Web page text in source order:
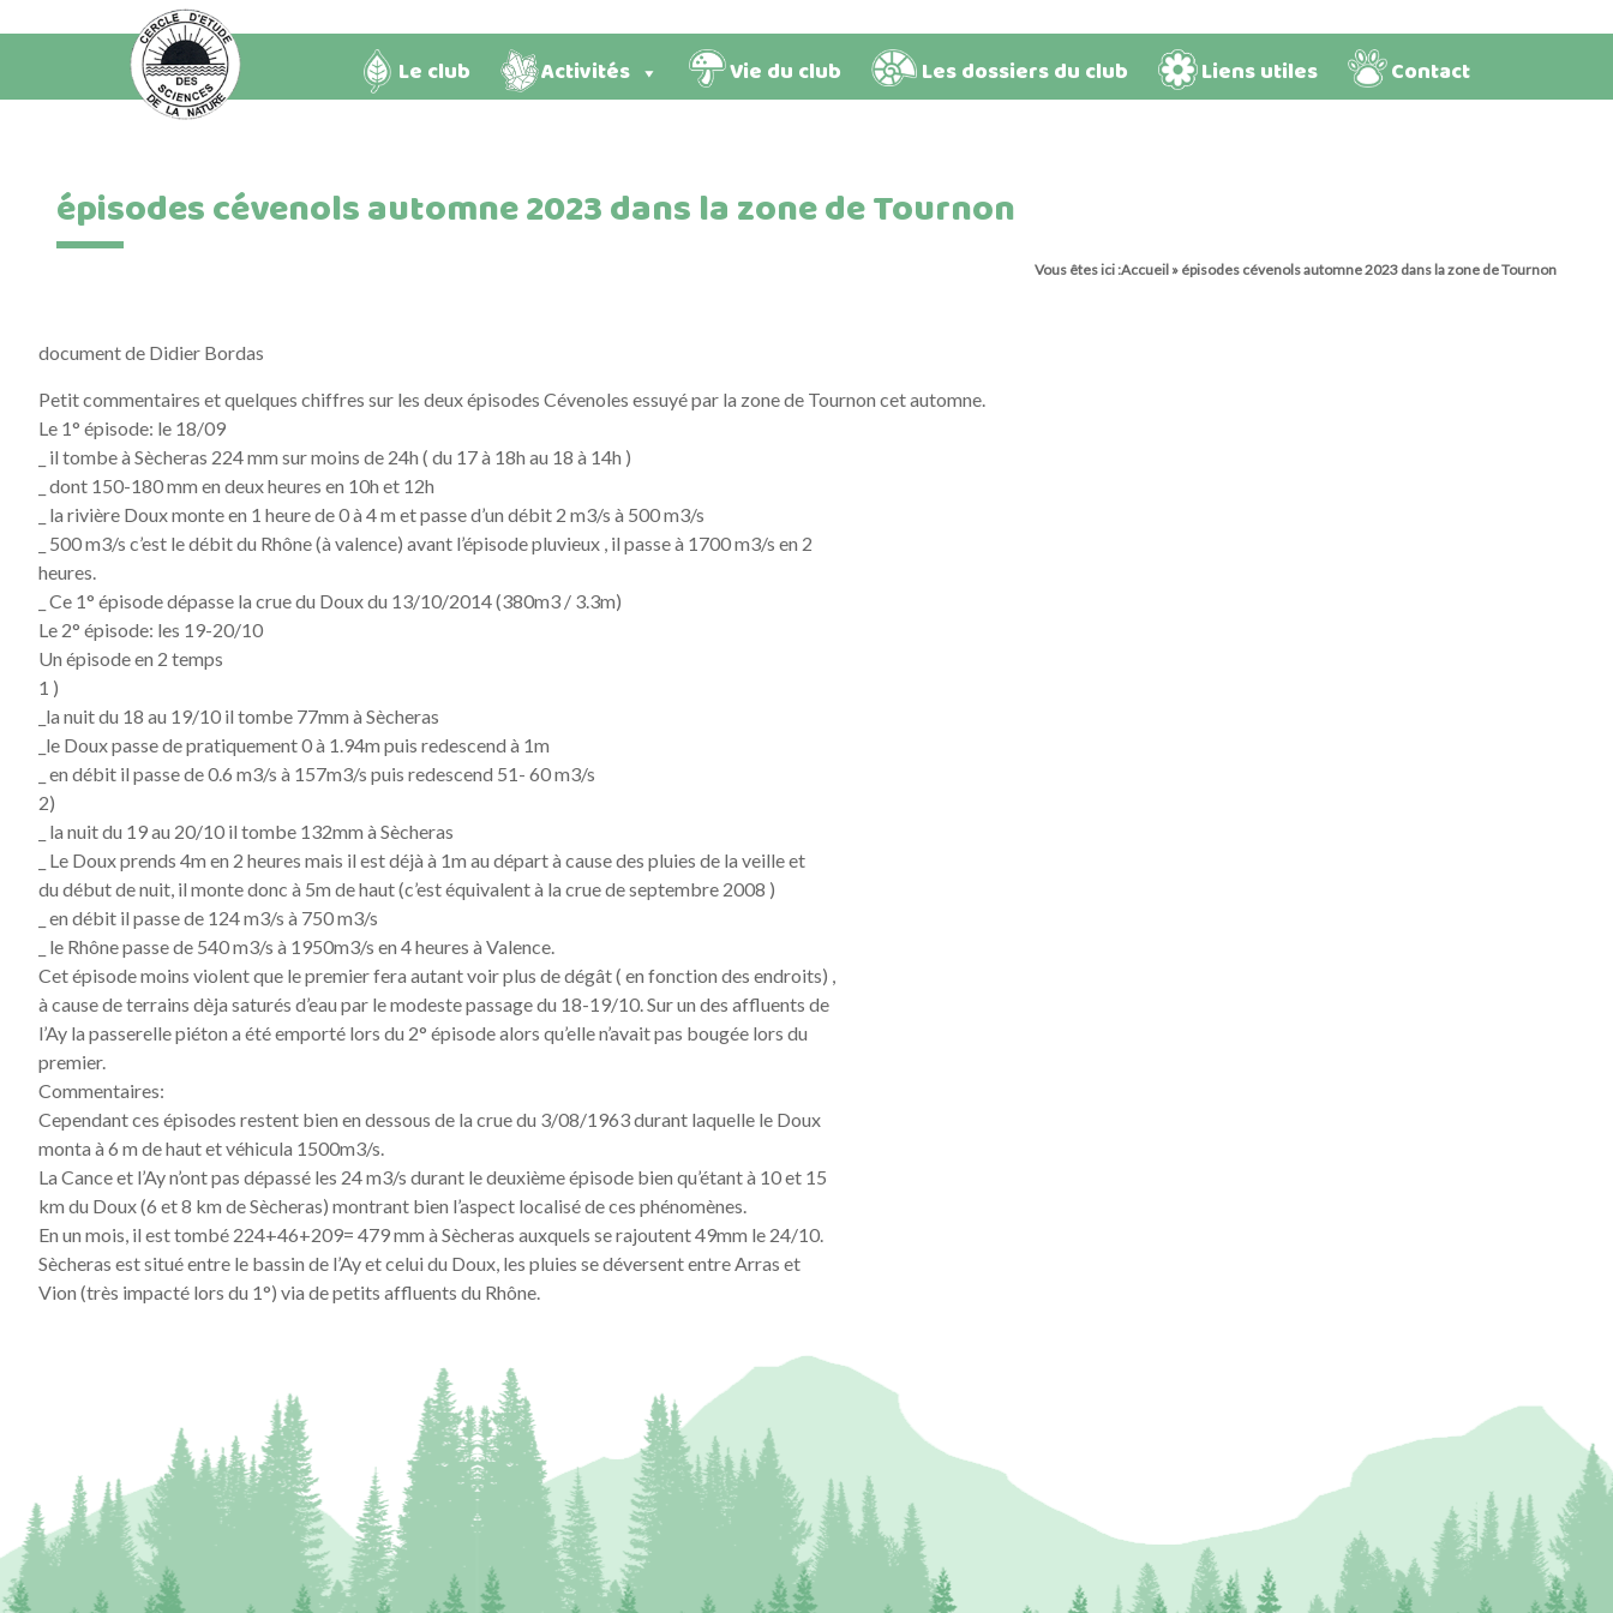
Le club Activités Vie du club Les dossiers du club Liens utiles Contact
épisodes cévenols automne 2023 dans la zone de Tournon
Vous êtes ici :Accueil » épisodes cévenols automne 2023 dans la zone de Tournon
document de Didier Bordas
Petit commentaires et quelques chiffres sur les deux épisodes Cévenoles essuyé par la zone de Tournon cet automne.
Le 1° épisode: le 18/09
_ il tombe à Sècheras 224 mm sur moins de 24h ( du 17 à 18h au 18 à 14h )
_ dont 150-180 mm en deux heures en 10h et 12h
_ la rivière Doux monte en 1 heure de 0 à 4 m et passe d’un débit 2 m3/s à 500 m3/s
_ 500 m3/s c’est le débit du Rhône (à valence) avant l’épisode pluvieux , il passe à 1700 m3/s en 2
heures.
_ Ce 1° épisode dépasse la crue du Doux du 13/10/2014 (380m3 / 3.3m)
Le 2° épisode: les 19-20/10
Un épisode en 2 temps
1 )
_la nuit du 18 au 19/10 il tombe 77mm à Sècheras
_le Doux passe de pratiquement 0 à 1.94m puis redescend à 1m
_ en débit il passe de 0.6 m3/s à 157m3/s puis redescend 51- 60 m3/s
2)
_ la nuit du 19 au 20/10 il tombe 132mm à Sècheras
_ Le Doux prends 4m en 2 heures mais il est déjà à 1m au départ à cause des pluies de la veille et
du début de nuit, il monte donc à 5m de haut (c’est équivalent à la crue de septembre 2008 )
_ en débit il passe de 124 m3/s à 750 m3/s
_ le Rhône passe de 540 m3/s à 1950m3/s en 4 heures à Valence.
Cet épisode moins violent que le premier fera autant voir plus de dégât ( en fonction des endroits) ,
à cause de terrains dèja saturés d’eau par le modeste passage du 18-19/10. Sur un des affluents de
l’Ay la passerelle piéton a été emporté lors du 2° épisode alors qu’elle n’avait pas bougée lors du
premier.
Commentaires:
Cependant ces épisodes restent bien en dessous de la crue du 3/08/1963 durant laquelle le Doux
monta à 6 m de haut et véhicula 1500m3/s.
La Cance et l’Ay n’ont pas dépassé les 24 m3/s durant le deuxième épisode bien qu’étant à 10 et 15
km du Doux (6 et 8 km de Sècheras) montrant bien l’aspect localisé de ces phénomènes.
En un mois, il est tombé 224+46+209= 479 mm à Sècheras auxquels se rajoutent 49mm le 24/10.
Sècheras est situé entre le bassin de l’Ay et celui du Doux, les pluies se déversent entre Arras et
Vion (très impacté lors du 1°) via de petits affluents du Rhône.